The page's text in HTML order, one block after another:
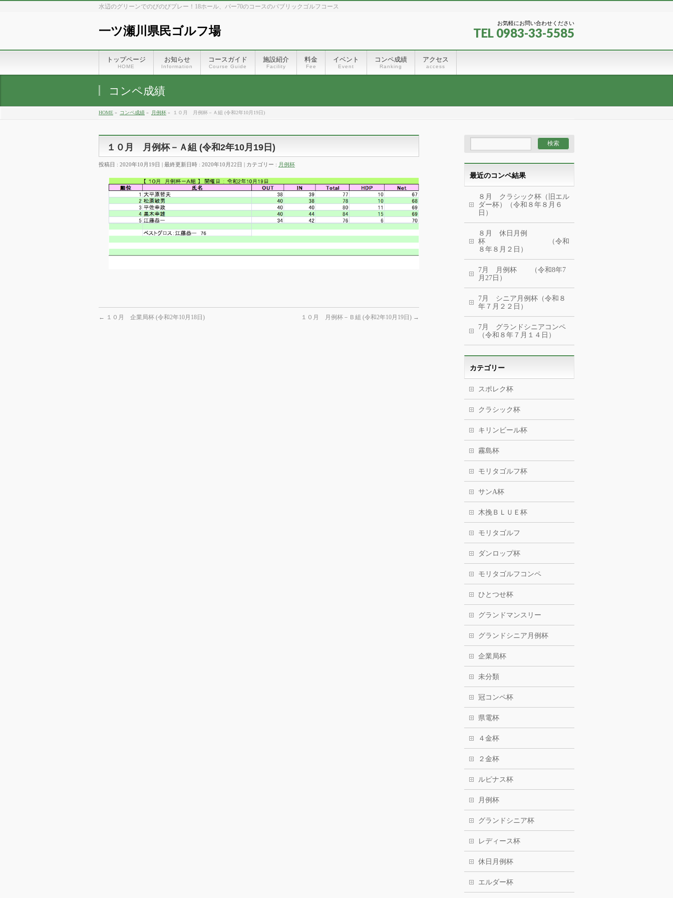
水辺のグリーンでのびのびプレー！18ホール、パー70のコースのパブリックゴルフコース
一ツ瀬川県民ゴルフ場
お気軽にお問い合わせください
TEL 0983-33-5585
トップページ
HOME
お知らせ
Information
コースガイド
Course Guide
施設紹介
Facility
料金
Fee
イベント
Event
コンペ成績
Ranking
アクセス
access
コンペ成績
HOME » コンペ成績 » 月例杯 » １０月 月例杯－Ａ組 (令和2年10月19日)
１０月 月例杯－Ａ組 (令和2年10月19日)
投稿日 : 2020年10月19日 最終更新日時 : 2020年10月22日 カテゴリー : 月例杯
← １０月 企業局杯 (令和2年10月18日) １０月 月例杯－Ｂ組 (令和2年10月19日) →
最近のコンペ結果
８月 クラシック杯（旧エル
ダー杯）（令和８年８月６
日）
８月 休日月例
杯 （令和
８年８月２日）
7月 月例杯 （令和8年7
月27日）
7月 シニア月例杯（令和８
年７月２２日）
7月 グランドシニアコンペ
（令和８年７月１４日）
カテゴリー
スポレク杯
クラシック杯
キリンビール杯
霧島杯
モリタゴルフ杯
サンA杯
木挽ＢＬＵＥ杯
モリタゴルフ
ダンロップ杯
モリタゴルフコンペ
ひとつせ杯
グランドマンスリー
グランドシニア月例杯
企業局杯
未分類
冠コンペ杯
県電杯
４金杯
２金杯
ルピナス杯
月例杯
グランドシニア杯
レディース杯
休日月例杯
エルダー杯